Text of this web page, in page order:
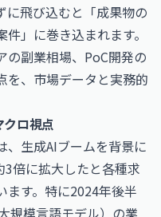
に飛び込むと「成果物の
」に巻き込まれます。
の副業相場、PoC開発の
を、市場データと実務的
ロ視点
、生成AIブームを背景に
倍に拡大したと各種求
ます。特に2024年後半
規模言語モデル）の業